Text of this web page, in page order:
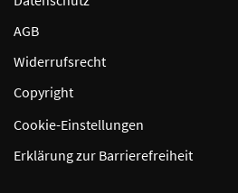
AGB
Widerrufsrecht
Copyright
Cookie-Einstellungen
Erklärung zur Barrierefreiheit